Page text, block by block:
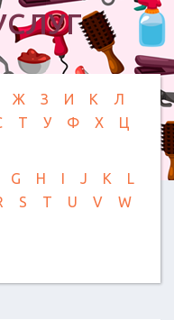
Ж З И К
Л
Т У Ф Х
Ц
G H I J K
L
S T U V
W